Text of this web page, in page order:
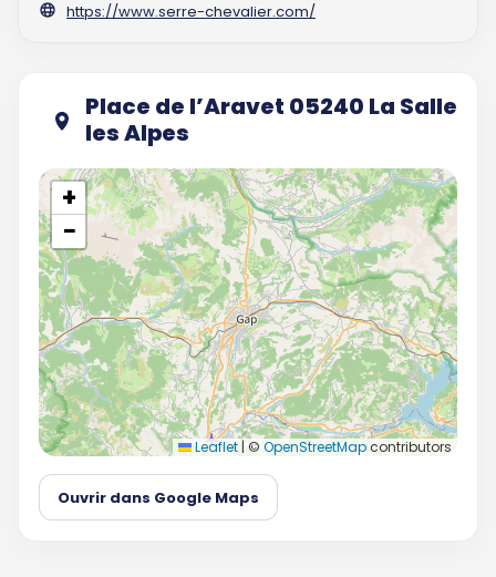
https://www.serre-chevalier.com/
Place de l’Aravet 05240 La Salle
les Alpes
+
−
Leaflet | © OpenStreetMapcontributors
Ouvrir dans Google Maps